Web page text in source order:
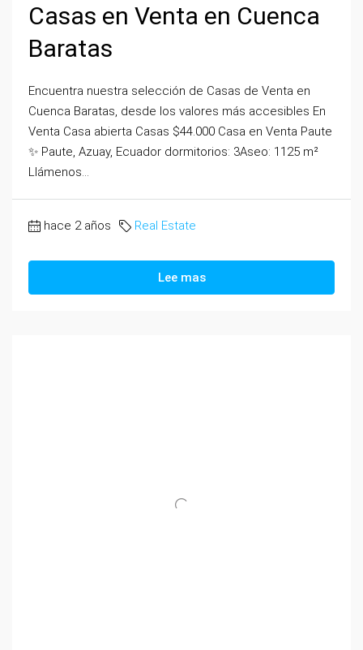
Casas en Venta en Cuenca
Baratas
Encuentra nuestra selección de Casas de Venta en
Cuenca Baratas, desde los valores más accesibles En
Venta Casa abierta Casas $44.000 Casa en Venta Paute
✨ Paute, Azuay, Ecuador dormitorios: 3Aseo: 1125 m²
Llámenos...
hace 2 años Real Estate
Lee mas